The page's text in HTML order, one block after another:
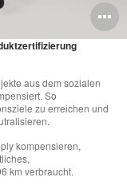
aus dem sozialen
So
zu erreichen und
kompensieren,
km verbraucht.